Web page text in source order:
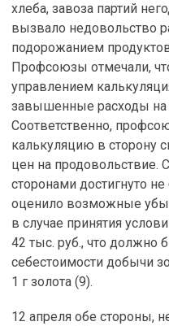
хлеба, завоза партий
вызвало недовольство
подорожанием
Профсоюзы отмечали,
управлением
завышенные расходы на
Соответственно,
калькуляцию в сторону
цен на
сторонами достигнуто
оценило возможные
в случае принятия
42 тыс. руб., что
себестоимости добычи
1 г золота (9).
12 апреля обе стороны,